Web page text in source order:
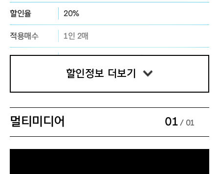
할인율 20%
적용매수 1인 2매
증빙서류 및
세종ⓢ멤버십 대상자에 한하여 적용
※ 세종문화회관 홈페이지에서만 구매 가능
할인명 세종S멤버십 스페셜
할인율 25%
적용매수 1인 4매
할인정보 더보기
멀티미디어 01/ 01